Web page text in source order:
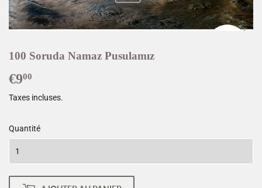
100 Soruda Namaz Pusulamız
€900
Taxes incluses.
Quantité